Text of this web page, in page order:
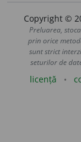
Copyright ©
Preluarea,
prin orice
sunt strict
seturilor de
licență